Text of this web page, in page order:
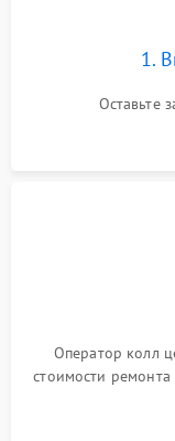
1.
Оставьте
Оператор колл
стоимости ремонта